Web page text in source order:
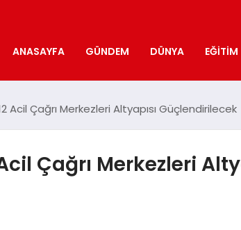
ANASAYFA GÜNDEM DÜNYA EĞITIM
Acil Çağrı Merkezleri Altyapısı Güçlendirilecek
Acil Çağrı Merkezleri